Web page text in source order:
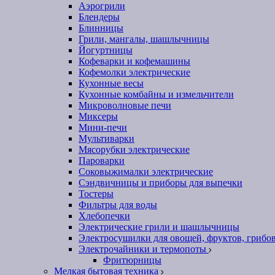
Аэрогрили
Блендеры
Блинницы
Грили, мангалы, шашлычницы
Йогуртницы
Кофеварки и кофемашины
Кофемолки электрические
Кухонные весы
Кухонные комбайны и измельчители
Микроволновые печи
Миксеры
Мини-печи
Мультиварки
Мясорубки электрические
Пароварки
Соковыжималки электрические
Сэндвичницы и приборы для выпечки
Тостеры
Фильтры для воды
Хлебопечки
Электрические грили и шашлычницы
Электросушилки для овощей, фруктов,
Электрочайники и термопоты
Фритюрницы
Мелкая бытовая техника